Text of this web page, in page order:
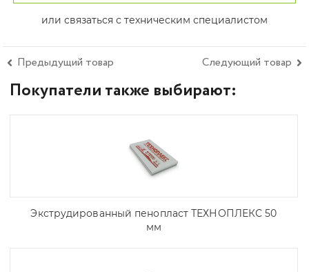
или связаться с техническим специалистом
Предыдущий товар Следующий товар
Покупатели также выбирают:
Экструдированный пенопласт ТЕХНОПЛЕКС 50
мм